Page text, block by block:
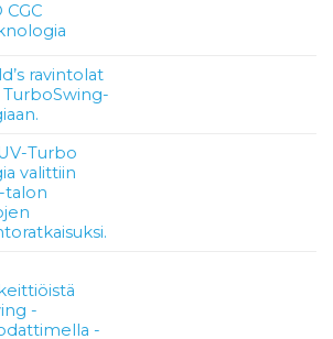
ravintolat
TurboSwing-
Turbo
valittiin
talon
-
-